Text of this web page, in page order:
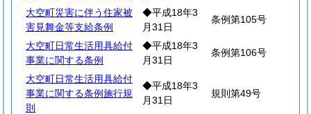
大空町災害に伴う住家被
害見舞金等支給条例
◆平成18年3
月31日
条例第105号
大空町日常生活用具給付
事業に関する条例
◆平成18年3
月31日
条例第106号
大空町日常生活用具給付
事業に関する条例施行規
則
◆平成18年3
月31日
規則第49号